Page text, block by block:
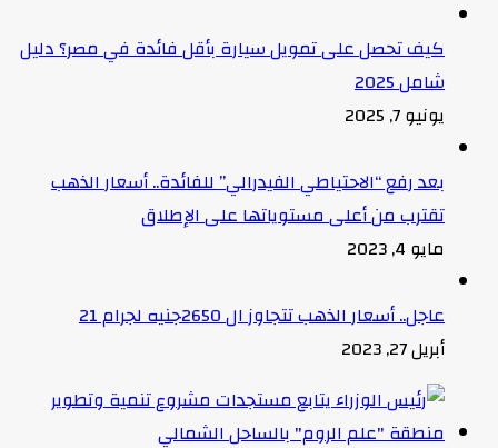
كيف تحصل على تمويل سيارة بأقل فائدة في مصر؟ دليل
شامل 2025
يونيو 7, 2025
بعد رفع “الاحتياطي الفيدرالي” للفائدة.. أسعار الذهب
تقترب من أعلى مستوياتها على الإطلاق
مايو 4, 2023
عاجل.. أسعار الذهب تتجاوز ال 2650جنيه لجرام 21
أبريل 27, 2023